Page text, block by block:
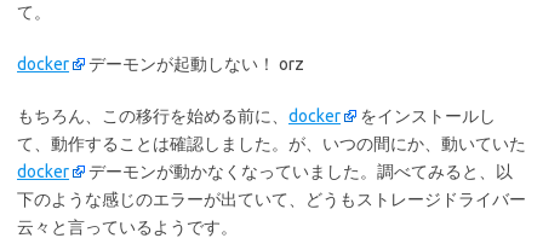
て。
docker デーモンが起動しない！ orz
もちろん、この移行を始める前に、 docker
をインストールし
て、動作することは確認しました。が、いつの間にか、動いていた
docker
デーモンが動かなくなっていました。調べてみると、以
下のような感じのエラーが出ていて、どうもストレージドライバー
云々と言っているようです。